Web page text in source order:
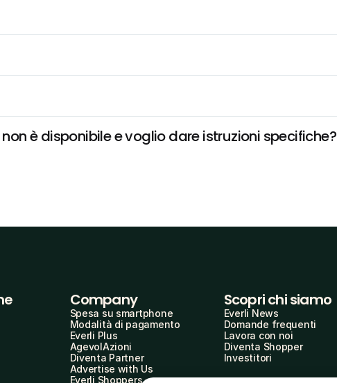
è disponibile e voglio dare istruzioni specifiche?
Company
Spesa su smartphone
Modalità di pagamento
Everli Plus
AgevolAzioni
Diventa Partner
Advertise with Us
Everli Shoppers
Scopri chi siamo
Everli News
Domande frequenti
Lavora con noi
Diventa Shopper
Investitori